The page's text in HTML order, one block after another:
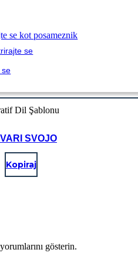
se kot posameznik
se
se
SVOJO
Kopiraj
gösterin.